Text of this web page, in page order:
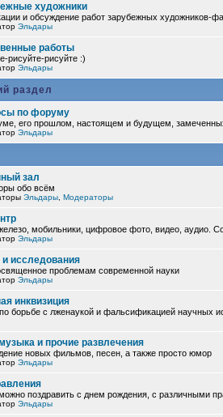
художники
и обсуждение работ зарубежных художников-
Эльдары
работы
рисуйте-рисуйте :)
Эльдары
раздел
по форуму
его прошлом, настоящем и будущем,
Эльдары
зал
обо всём
Эльдары Модераторы
мобильники, цифровое фото, видео, аудио.
Эльдары
и исследования
проблемам современной науки
Эльдары
инквизиция
борьбе с лженаукой и фальсификацией научных
и прочие развлечения
новых фильмов, песен, а также просто юмор
Эльдары
поздравить с днем рождения, с различными
Эльдары